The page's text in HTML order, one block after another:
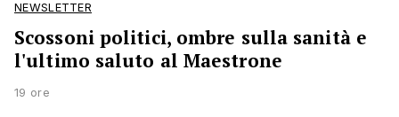
NEWSLETTER
Scossoni politici, ombre sulla sanità e
l'ultimo saluto al Maestrone
19 ore